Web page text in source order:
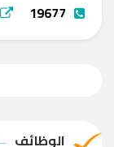
19677
الوظائف